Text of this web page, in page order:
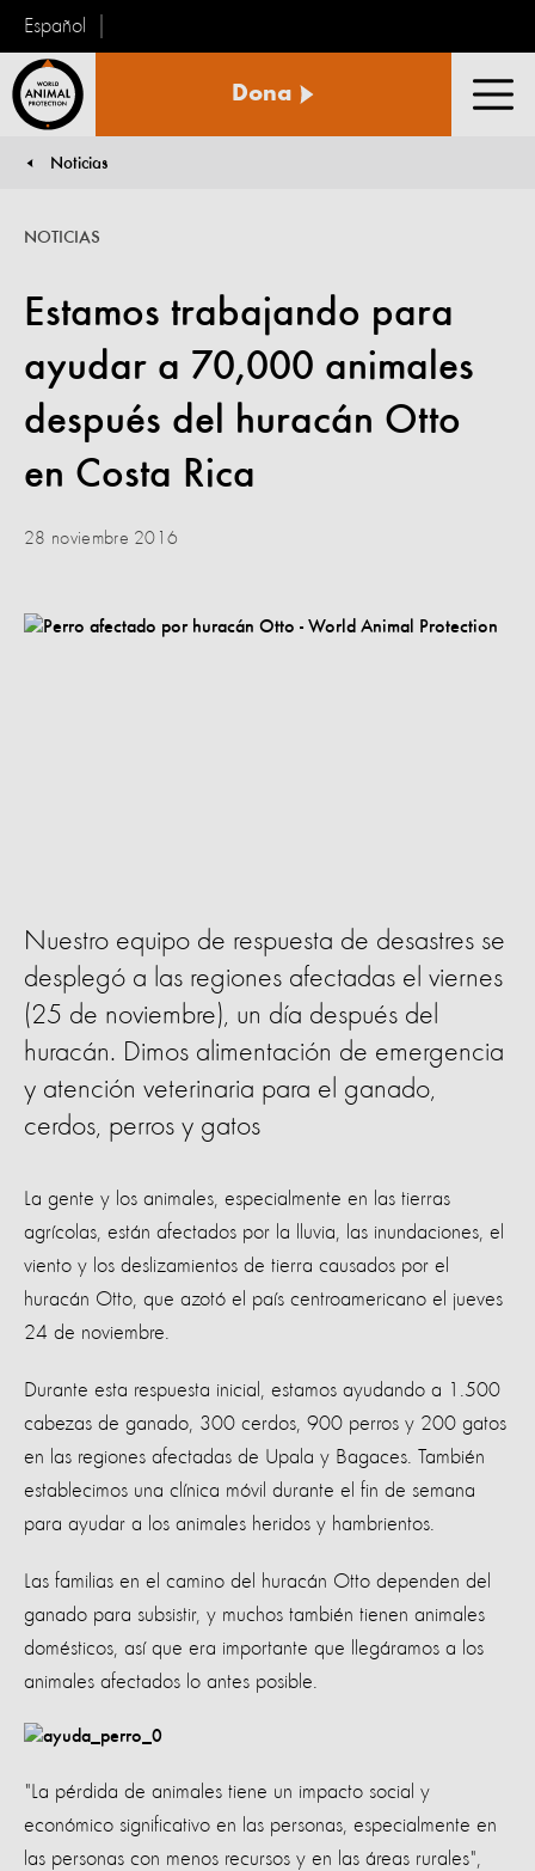
Español
Animal
Dona
Noticias
Estamos trabajando para
ayudar a 70,000 animales
después del huracán Otto
en Costa Rica
NOTICIAS
28 noviembre 2016
Nuestro equipo de respuesta de desastres se
desplegó a las regiones afectadas el viernes
(25 de noviembre), un día después del
huracán. Dimos alimentación de emergencia
y atención veterinaria para el ganado,
cerdos, perros y gatos
La gente y los animales, especialmente en las tierras
agrícolas, están afectados por la lluvia, las inundaciones, el
viento y los deslizamientos de tierra causados ​​por el
huracán Otto, que azotó el país centroamericano el jueves
24 de noviembre.
Durante esta respuesta inicial, estamos ayudando a 1.500
cabezas de ganado, 300 cerdos, 900 perros y 200 gatos
en las regiones afectadas de Upala y Bagaces. También
establecimos una clínica móvil durante el fin de semana
para ayudar a los animales heridos y hambrientos.
Las familias en el camino del huracán Otto dependen del
ganado para subsistir, y muchos también tienen animales
domésticos, así que era importante que llegáramos a los
animales afectados lo antes posible.
"La pérdida de animales tiene un impacto social y
económico significativo en las personas, especialmente en
las personas con menos recursos y en las áreas rurales",